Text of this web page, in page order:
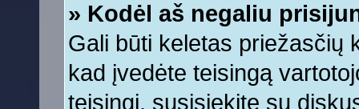
» Kodėl aš negaliu
Gali būti keletas priežasčių
kad įvedėte teisingą
teisingi, susisiekite su